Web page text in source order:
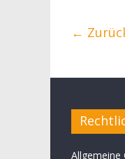
←
Allgemeine